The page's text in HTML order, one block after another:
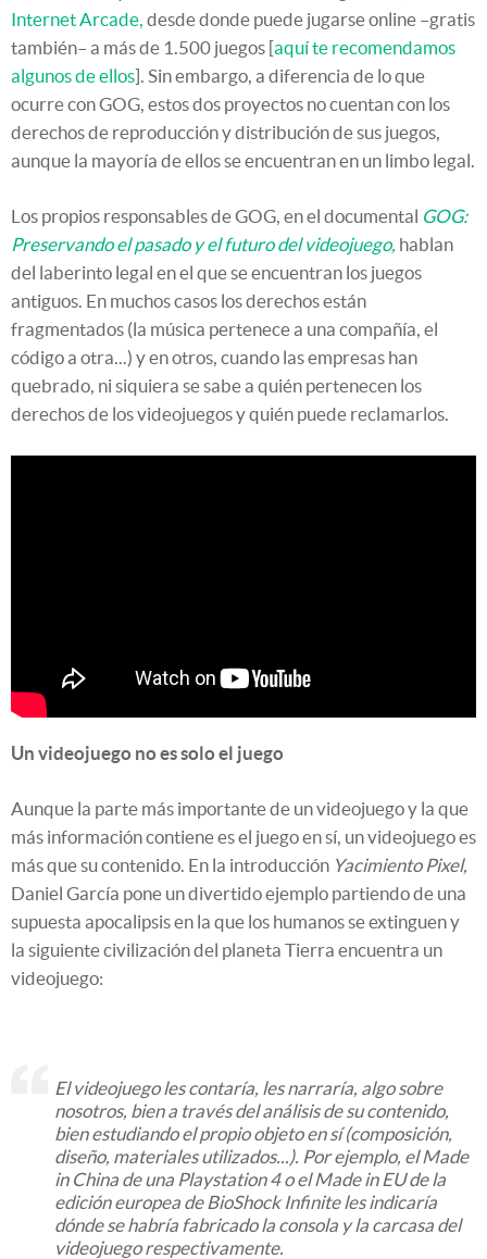
Internet Arcade, desde donde puede jugarse online –gratis
también– a más de 1.500 juegos [aquí te recomendamos
algunos de ellos]. Sin embargo, a diferencia de lo que
ocurre con GOG, estos dos proyectos no cuentan con los
derechos de reproducción y distribución de sus juegos,
aunque la mayoría de ellos se encuentran en un limbo legal.
Los propios responsables de GOG, en el documental GOG:
Preservando el pasado y el futuro del videojuego, hablan
del laberinto legal en el que se encuentran los juegos
antiguos. En muchos casos los derechos están
fragmentados (la música pertenece a una compañía, el
código a otra...) y en otros, cuando las empresas han
quebrado, ni siquiera se sabe a quién pertenecen los
derechos de los videojuegos y quién puede reclamarlos.
Un videojuego no es solo el juego
Aunque la parte más importante de un videojuego y la que
más información contiene es el juego en sí, un videojuego es
más que su contenido. En la introducción Yacimiento Pixel,
Daniel García pone un divertido ejemplo partiendo de una
supuesta apocalipsis en la que los humanos se extinguen y
la siguiente civilización del planeta Tierra encuentra un
videojuego:
El videojuego les contaría, les narraría, algo sobre
nosotros, bien a través del análisis de su contenido,
bien estudiando el propio objeto en sí (composición,
diseño, materiales utilizados...). Por ejemplo, elMade
in China de una Playstation 4 o elMade in EUde la
edición europea de BioShock Infiniteles indicaría
dónde se habría fabricado la consola y la carcasa del
videojuego respectivamente.